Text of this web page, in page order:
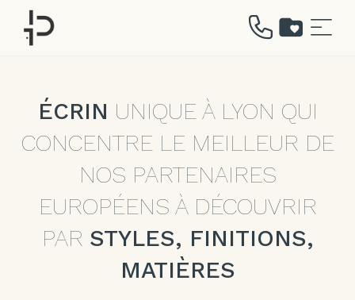
contenu
ÉCRIN UNIQUE À LYON QUI
CONCENTRE LE MEILLEUR DE
NOS PARTENAIRES
EUROPÉENS À DÉCOUVRIR
PAR STYLES, FINITIONS,
MATIÈRES